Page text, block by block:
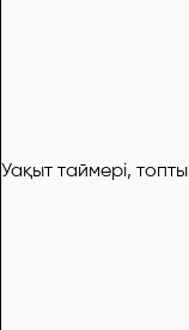
Уақыт таймері,